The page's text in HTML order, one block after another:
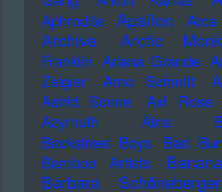
Aphrodite Apsilon Arca
Archive Arctic
Franklin Ariana Grande
Zeigler
Arno Schmitt
Astrid Sonne
Axl Rose
Azymuth Ätna
Backstreet Boys
Bad
Bamboo Artists
Barbara Schöneberger